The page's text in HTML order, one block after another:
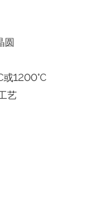
圆
或1200°C
艺